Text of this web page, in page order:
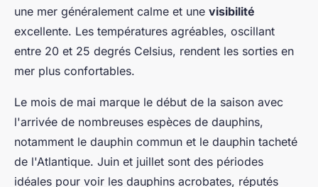
une mer généralement calme et une visibilité
excellente. Les températures agréables, oscillant
entre 20 et 25 degrés Celsius, rendent les sorties en
mer plus confortables.
Le mois de mai marque le début de la saison avec
l'arrivée de nombreuses espèces de dauphins,
notamment le dauphin commun et le dauphin tacheté
de l'Atlantique. Juin et juillet sont des périodes
idéales pour voir les dauphins acrobates, réputés